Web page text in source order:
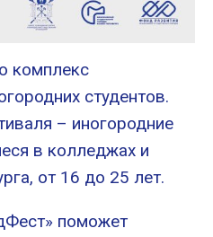
комплекс
студентов.
– иногородние
в колледжах и
от 16 до 25 лет.
поможет